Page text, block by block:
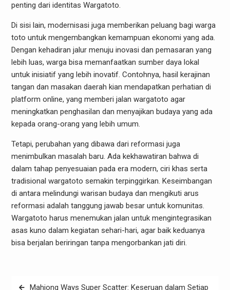
penting dari identitas Wargatoto.
Di sisi lain, modernisasi juga memberikan peluang bagi warga
toto untuk mengembangkan kemampuan ekonomi yang ada.
Dengan kehadiran jalur menuju inovasi dan pemasaran yang
lebih luas, warga bisa memanfaatkan sumber daya lokal
untuk inisiatif yang lebih inovatif. Contohnya, hasil kerajinan
tangan dan masakan daerah kian mendapatkan perhatian di
platform online, yang memberi jalan wargatoto agar
meningkatkan penghasilan dan menyajikan budaya yang ada
kepada orang-orang yang lebih umum.
Tetapi, perubahan yang dibawa dari reformasi juga
menimbulkan masalah baru. Ada kekhawatiran bahwa di
dalam tahap penyesuaian pada era modern, ciri khas serta
tradisional wargatoto semakin terpinggirkan. Keseimbangan
di antara melindungi warisan budaya dan mengikuti arus
reformasi adalah tanggung jawab besar untuk komunitas.
Wargatoto harus menemukan jalan untuk mengintegrasikan
asas kuno dalam kegiatan sehari-hari, agar baik keduanya
bisa berjalan beriringan tanpa mengorbankan jati diri.
PostMahjong Ways Super Scatter: Keseruan dalam Setiap